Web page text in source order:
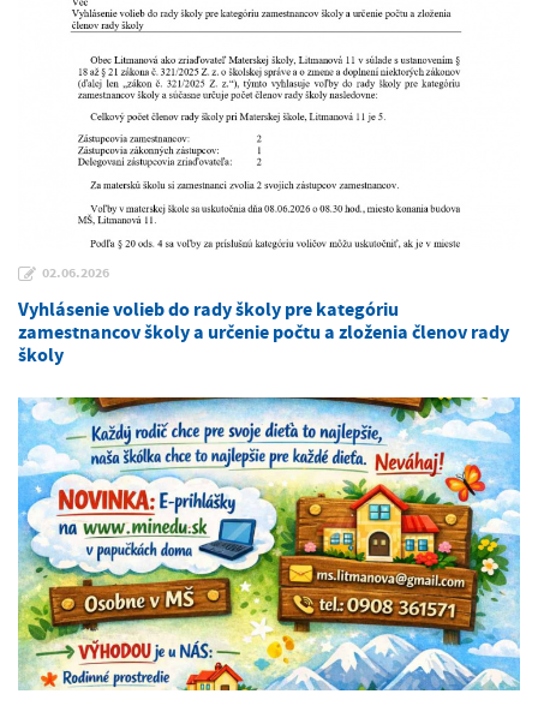
02.06.2026
Vyhlásenie volieb do rady školy pre kategóriu
zamestnancov školy a určenie počtu a zloženia členov rady
školy